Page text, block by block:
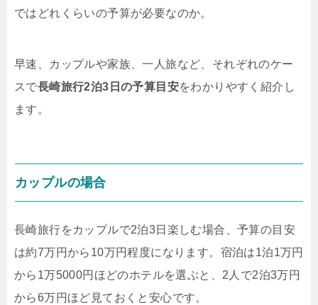
ではどれくらいの予算が必要なのか。
早速、カップルや家族、一人旅など、それぞれのケー
スで長崎旅行2泊3日の予算目安をわかりやすく紹介し
ます。
カップルの場合
長崎旅行をカップルで2泊3日楽しむ場合、予算の目安
は約7万円から10万円程度になります。宿泊は1泊1万円
から1万5000円ほどのホテルを選ぶと、2人で2泊3万円
から6万円ほど見ておくと安心です。